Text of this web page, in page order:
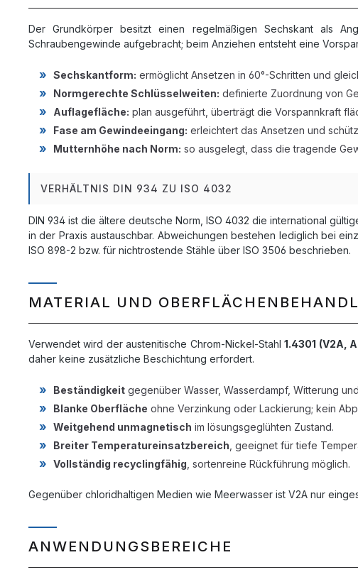
Der Grundkörper besitzt einen regelmäßigen Sechskant als
Schraubengewinde aufgebracht; beim Anziehen entsteht eine
Sechskantform: ermöglicht Ansetzen in 60°-Schritten und
Normgerechte Schlüsselweiten: definierte Zuordnung von
Auflagefläche: plan ausgeführt, überträgt die Vorspannkraft
Fase am Gewindeeingang: erleichtert das Ansetzen und
Mutternhöhe nach Norm: so ausgelegt, dass die tragende
VERHÄLTNIS DIN 934 ZU ISO 4032
DIN 934 ist die ältere deutsche Norm, ISO 4032 die international
in der Praxis austauschbar. Abweichungen bestehen lediglich bei
ISO 898-2 bzw. für nichtrostende Stähle über ISO 3506 beschrieben.
MATERIAL UND
Verwendet wird der austenitische Chrom-Nickel-Stahl1.4301 (V2A,
daher keine zusätzliche Beschichtung erfordert.
Beständigkeit gegenüber Wasser, Wasserdampf, Witterung
Blanke Oberfläche ohne Verzinkung oder Lackierung; kein
Weitgehend unmagnetisch im lösungsgeglühten Zustand.
Breiter Temperatureinsatzbereich , geeignet für tiefe
Vollständig recyclingfähig , sortenreine Rückführung möglich.
Gegenüber chloridhaltigen Medien wie Meerwasser ist V2A nur
ANWENDUNGSBEREICHE